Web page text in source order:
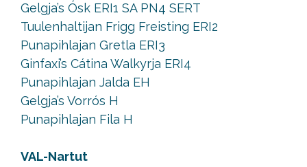
Gelgja’s Ósk ERI1 SA PN4 SERT
Tuulenhaltijan Frigg Freisting ERI2
Punapihlajan Gretla ERI3
Ginfaxi’s Cátina Walkyrja ERI4
Punapihlajan Jalda EH
Gelgja’s Vorrós H
Punapihlajan Fila H
VAL-Nartut